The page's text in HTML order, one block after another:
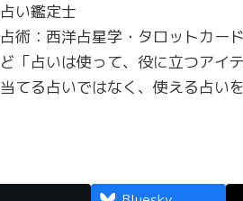
占い鑑定士
占術：西洋占星学・タロットカー
ど「占いは使って、役に立つアイ
当てる占いではなく、使える占い